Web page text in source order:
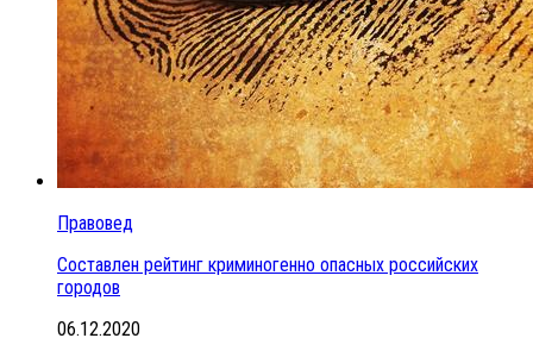
Правовед
Составлен рейтинг криминогенно опасных российских
городов
06.12.2020